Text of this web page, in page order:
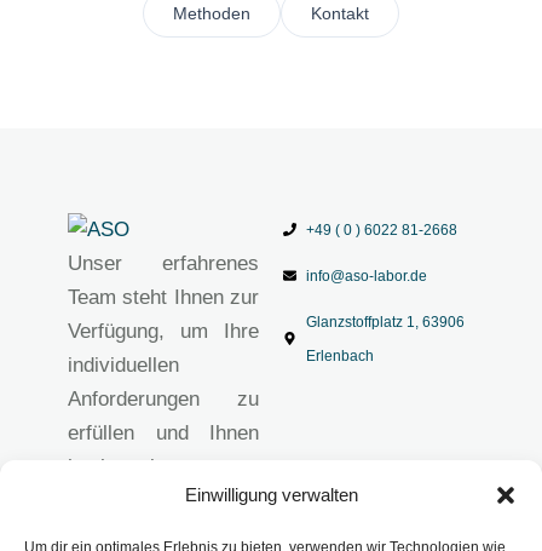
Einwilligung verwalten
Um dir ein optimales Erlebnis zu bieten, verwenden wir Technologien wie
Methoden Kontakt
Unser erfahrenes
Team steht Ihnen zur
Verfügung, um Ihre
individuellen
Anforderungen zu
erfüllen und Ihnen
hochwertige
+49 ( 0 ) 6022 81-2668
info@aso-labor.de
Glanzstoffplatz 1, 63906
Erlenbach